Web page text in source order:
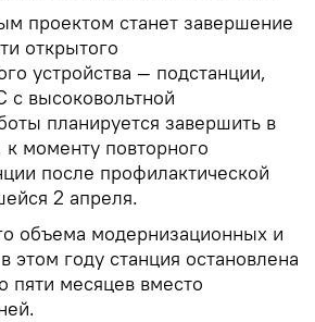
проектом станет завершение
открытого
устройства — подстанции,
высоковольтной
планируется завершить в
к моменту повторного
после профилактической
2 апреля.
объема модернизационных и
этом году станция остановлена
пяти месяцев вместо